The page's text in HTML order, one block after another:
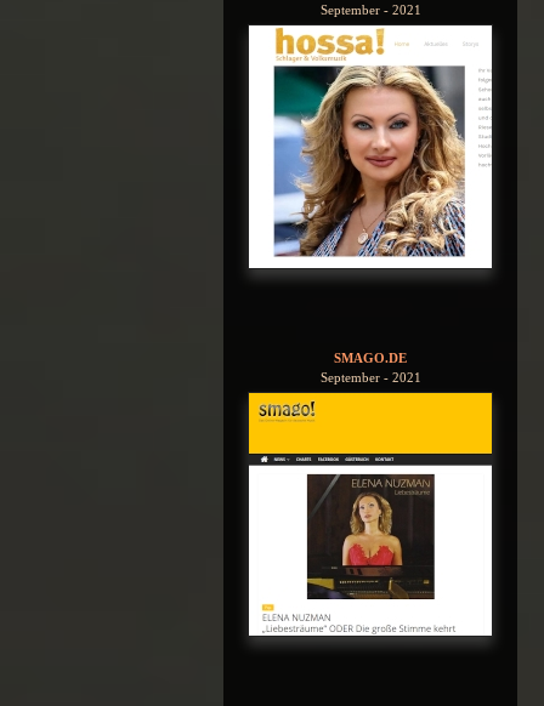
September - 2021
SMAGO.DE
September - 2021